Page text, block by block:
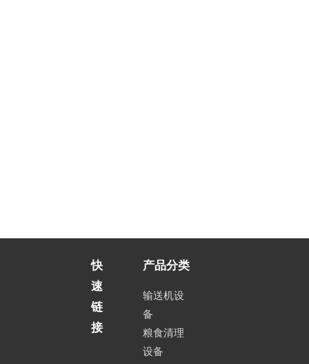
快
速
链
接
产品分类
输送机设
备
粮食清理
设备